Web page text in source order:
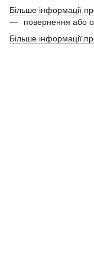
Більше інформації
повернення або
Більше інформації